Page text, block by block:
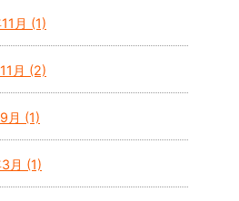
月 (1)
月 (2)
月 (1)
月 (1)